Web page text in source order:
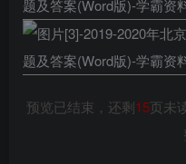
预览已结束，还剩15页未